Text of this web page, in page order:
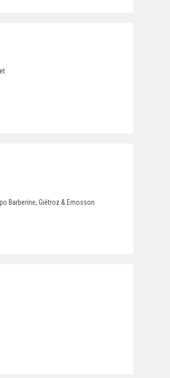
Barberine, Giétroz & Emosson